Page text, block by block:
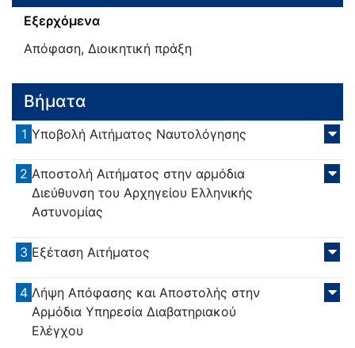
Εξερχόμενα
Απόφαση, Διοικητική πράξη
Βήματα
1 Υποβολή Αιτήματος Ναυτολόγησης
2 Αποστολή Αιτήματος στην αρμόδια
Διεύθυνση του Αρχηγείου Ελληνικής
Αστυνομίας
3 Εξέταση Αιτήματος
4 Λήψη Απόφασης και Αποστολής στην
Αρμόδια Υπηρεσία Διαβατηριακού
Ελέγχου